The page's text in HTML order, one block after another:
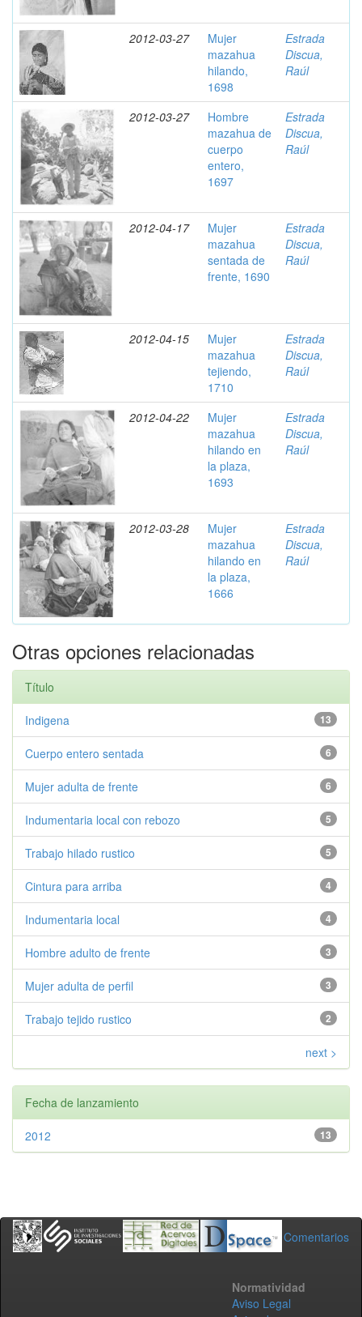
2012-03-27
Mujer
mazahua
hilando,
1698
Estrada
Discua,
Raúl
2012-03-27
Hombre
mazahua de
cuerpo
entero,
1697
Estrada
Discua,
Raúl
2012-04-17
Mujer
mazahua
sentada de
frente, 1690
Estrada
Discua,
Raúl
2012-04-15
Mujer
mazahua
tejiendo,
1710
Estrada
Discua,
Raúl
2012-04-22
Mujer
mazahua
hilando en
la plaza,
1693
Estrada
Discua,
Raúl
2012-03-28
Mujer
mazahua
hilando en
la plaza,
1666
Estrada
Discua,
Raúl
Otras opciones relacionadas
Título
13
Indigena
6
Cuerpo entero sentada
6
Mujer adulta de frente
5
Indumentaria local con rebozo
5
Trabajo hilado rustico
4
Cintura para arriba
4
Indumentaria local
3
Hombre adulto de frente
3
Mujer adulta de perfil
2
Trabajo tejido rustico
next >
Fecha de lanzamiento
13
2012
Comentarios
Normatividad
Aviso Legal